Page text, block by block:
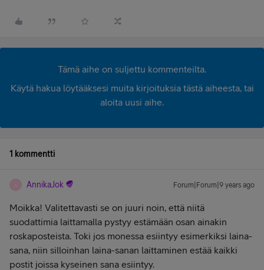
Tämä aihe on suljettu kommenteilta.
Käytä hakua löytääksesi muita kirjoituksia tästä aiheesta, tai
aloita uusi aihe.
1 kommentti
AnnikaJok Forum|Forum|9 years ago
Moikka! Valitettavasti se on juuri noin, että niitä
suodattimia laittamalla pystyy estämään osan ainakin
roskaposteista. Toki jos monessa esiintyy esimerkiksi laina-
sana, niin silloinhan laina-sanan laittaminen estää kaikki
postit joissa kyseinen sana esiintyy.